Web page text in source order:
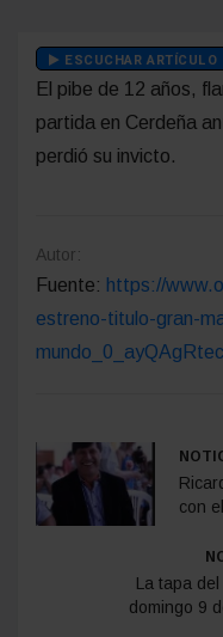
ESCUCHAR ARTÍCULO
El pibe de 12 años,
partida en Cerdeña
perdió su invicto.
Autor:
Fuente: https://
estreno-titulo-gran-
con
La tapa del
domingo 9